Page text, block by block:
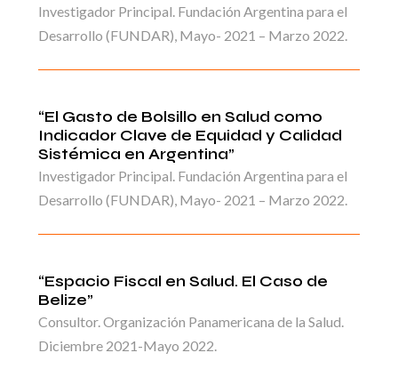
Investigador Principal. Fundación Argentina para el
Desarrollo (FUNDAR), Mayo- 2021 – Marzo 2022.
“El Gasto de Bolsillo en Salud como
Indicador Clave de Equidad y Calidad
Sistémica en Argentina”
Investigador Principal. Fundación Argentina para el
Desarrollo (FUNDAR), Mayo- 2021 – Marzo 2022.
“Espacio Fiscal en Salud. El Caso de
Belize”
Consultor. Organización Panamericana de la Salud.
Diciembre 2021-Mayo 2022.